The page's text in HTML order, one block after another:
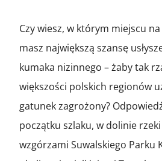
Czy wiesz, w którym miejscu
masz największą szansę
kumaka nizinnego – żaby tak
większości polskich regionów
gatunek zagrożony?
początku szlaku, w dolinie
wzgórzami Suwalskiego Parku